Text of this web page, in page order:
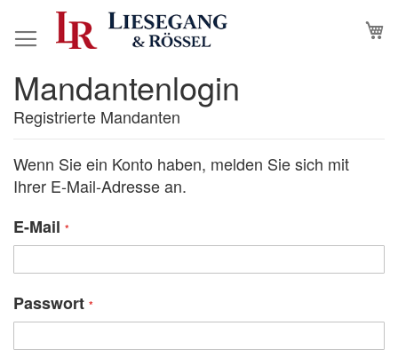
zum
Mandantenlogin
Registrierte Mandanten
Wenn Sie ein Konto haben, melden Sie sich mit
Ihrer E-Mail-Adresse an.
E-Mail
Passwort